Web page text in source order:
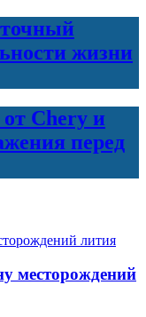
жизни
Chery и
перед
месторождений